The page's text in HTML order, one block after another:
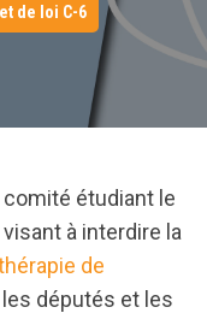
de loi C-6
étudiant le
à interdire la
de
députés et les